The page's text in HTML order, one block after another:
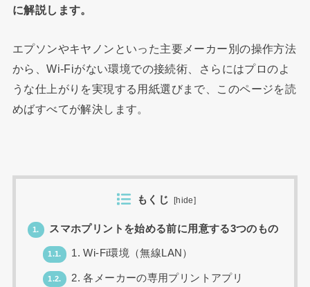
に解説します。
エプソンやキヤノンといった主要メーカー別の操作方法
から、Wi-Fiがない環境での接続術、さらにはプロのよ
うな仕上がりを実現する用紙選びまで、このページを読
めばすべてが解決します。
もくじ [hide]
1. スマホプリントを始める前に用意する3つのもの
1.1. 1. Wi-Fi環境（無線LAN）
1.2. 2. 各メーカーの専用プリントアプリ